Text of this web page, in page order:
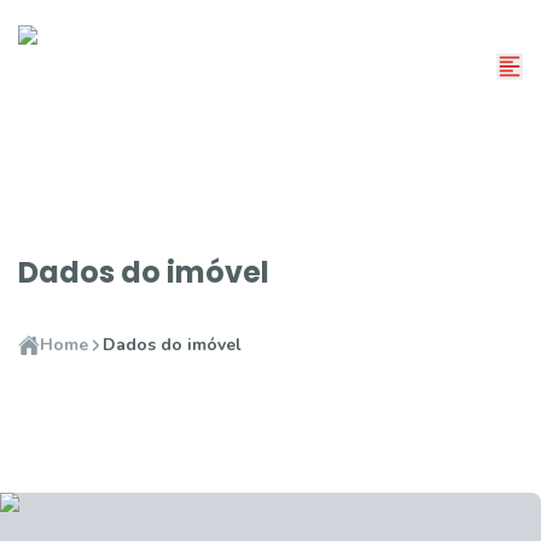
Dados do imóvel
Home Dados do imóvel